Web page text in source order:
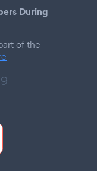
During
of the